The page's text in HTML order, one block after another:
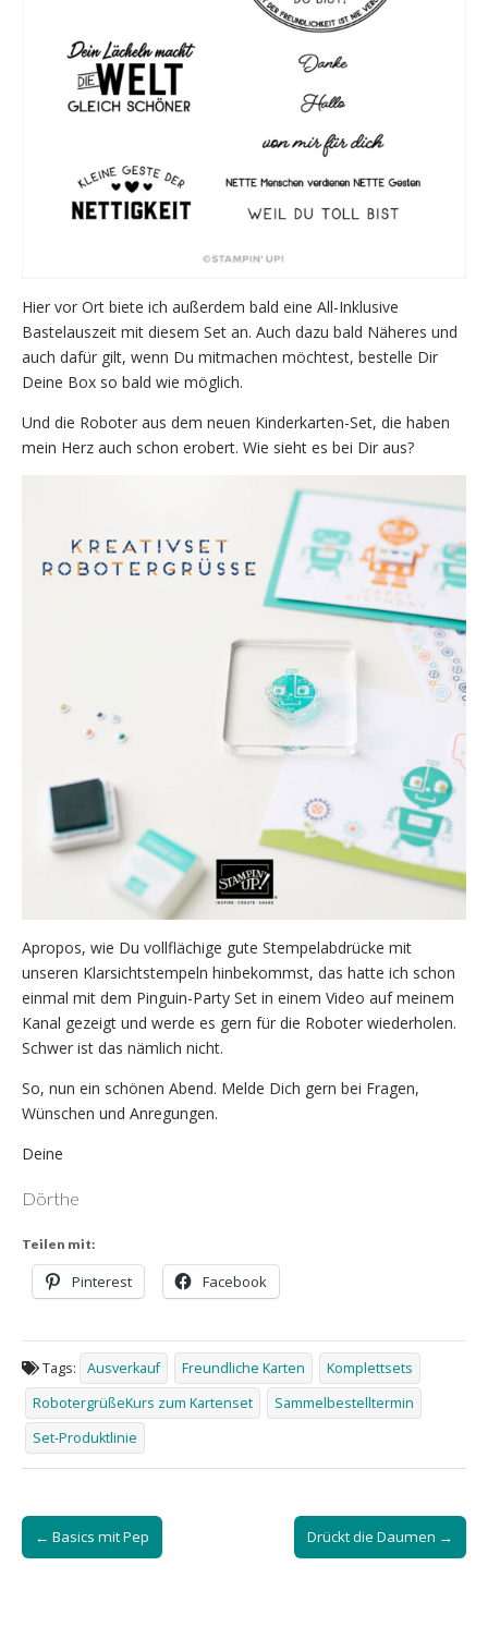
Hier vor Ort biete ich außerdem bald eine All-Inklusive
Bastelauszeit mit diesem Set an. Auch dazu bald Näheres und
auch dafür gilt, wenn Du mitmachen möchtest, bestelle Dir
Deine Box so bald wie möglich.
Und die Roboter aus dem neuen Kinderkarten-Set, die haben
mein Herz auch schon erobert. Wie sieht es bei Dir aus?
Apropos, wie Du vollflächige gute Stempelabdrücke mit
unseren Klarsichtstempeln hinbekommst, das hatte ich schon
einmal mit dem Pinguin-Party Set in einem Video auf meinem
Kanal gezeigt und werde es gern für die Roboter wiederholen.
Schwer ist das nämlich nicht.
So, nun ein schönen Abend. Melde Dich gern bei Fragen,
Wünschen und Anregungen.
Deine
Dörthe
Teilen mit:
Pinterest Facebook
Tags: Ausverkauf Freundliche Karten
Komplettsets
RobotergrüßeKurs zum Kartenset
Sammelbestelltermin
Set-Produktlinie
Post
navigation
← Basics mit Pep Drückt die Daumen →